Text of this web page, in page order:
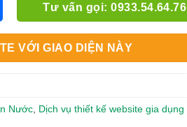
Tư vấn gọi: 0933.54.64.76
VỚI GIAO DIỆN NÀY
Nước, Dịch vụ thiết kế website gia dụng